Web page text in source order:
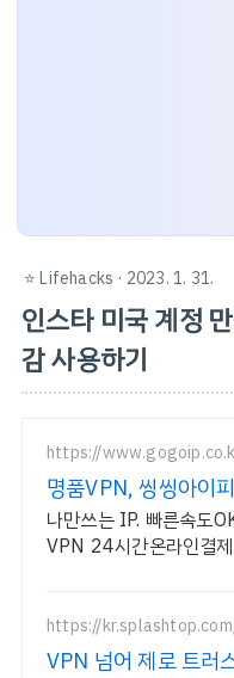
⭐️ Lifehacks · 2023. 1. 31.
인스타 미국 계정
감 사용하기
https://
명품VPN, 씽씽아이피
나만쓰는 IP. 빠른속도
VPN 24시간온라인결
https://
VPN 넘어 제로 트러